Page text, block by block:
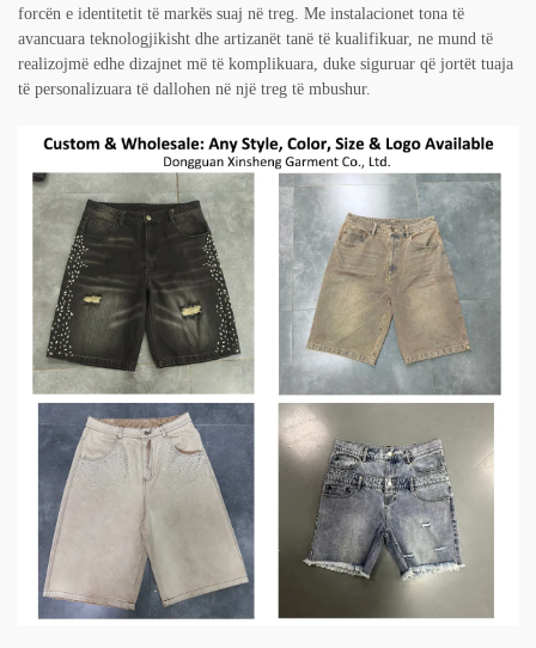
forcën e identitetit të markës suaj në treg. Me instalacionet tona të
avancuara teknologjikisht dhe artizanët tanë të kualifikuar, ne mund të
realizojmë edhe dizajnet më të komplikuara, duke siguruar që jortët tuaja
të personalizuara të dallohen në një treg të mbushur.